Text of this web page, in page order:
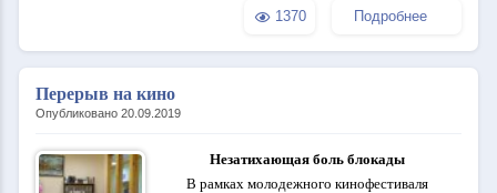
1370 Подробнее
Перерыв на кино
Опубликовано 20.09.2019
Незатихающая боль блокады
В рамках молодежного кинофестиваля